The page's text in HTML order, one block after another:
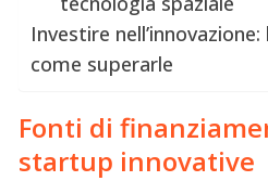
Investire
come superarle
Fonti di
startup innovative